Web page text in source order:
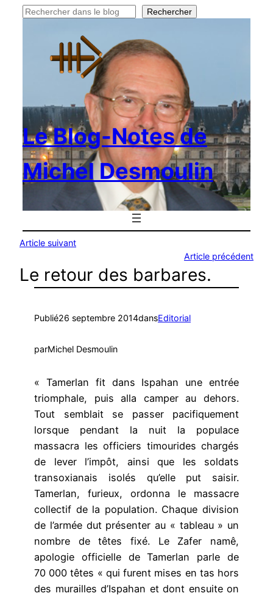
Rechercher Rechercher
Le Blog-Notes de
Michel Desmoulin
Article suivant
Article précédent
Le retour des barbares.
Publié26 septembre 2014dansEditorial
parMichel Desmoulin
« Tamerlan fit dans Ispahan une entrée
triomphale, puis alla camper au dehors.
Tout semblait se passer pacifiquement
lorsque pendant la nuit la populace
massacra les officiers timourides chargés
de lever l’impôt, ainsi que les soldats
transoxianais isolés qu’elle put saisir.
Tamerlan, furieux, ordonna le massacre
collectif de la population. Chaque division
de l’armée dut présenter au « tableau » un
nombre de têtes fixé. Le Zafer namê,
apologie officielle de Tamerlan parle de
70 000 têtes « qui furent mises en tas hors
des murailles d’Ispahan et dont ensuite on